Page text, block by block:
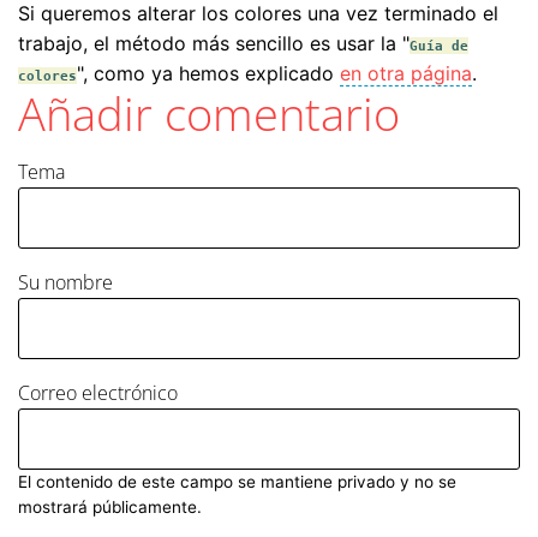
Si queremos alterar los colores una vez terminado el
trabajo, el método más sencillo es usar la "Guía de
colores", como ya hemos explicado en otra página.
Añadir comentario
Tema
Su nombre
Correo electrónico
El contenido de este campo se mantiene privado y no se
mostrará públicamente.